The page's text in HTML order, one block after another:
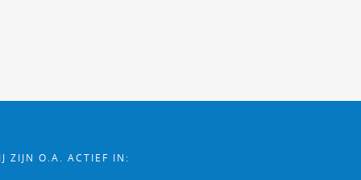
ZIJN O.A. ACTIEF IN: